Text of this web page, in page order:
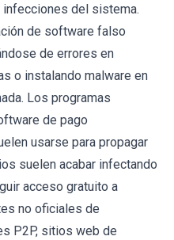
infecciones del sistema.
de software falso
de errores en
o instalando malware en
Los programas
de pago
usarse para propagar
suelen acabar infectando
acceso gratuito a
no oficiales de
P2P, sitios web de